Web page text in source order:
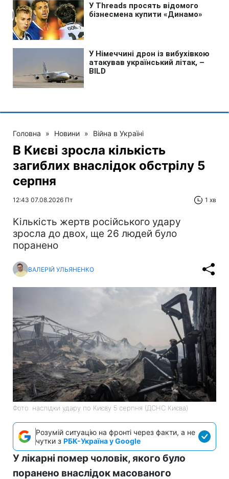
Головна » Новини » Війна в Україні
В Києві зросла кількість
загиблих внаслідок обстрілу 5
серпня
12:43 07.08.2026 Пт 1 хв
Кількість жертв російського удару
зросла до двох, ще 26 людей було
поранено
ВАЛЕРІЙ УЛЬЯНЕНКО
Фото: наслідки удару по Києву 5 серпня (ДСНС Києва)
Розумій ситуацію на фронті через факти, а не
чутки з РБК-Україна у Google
У лікарні помер чоловік, якого було
поранено внаслідок масованого